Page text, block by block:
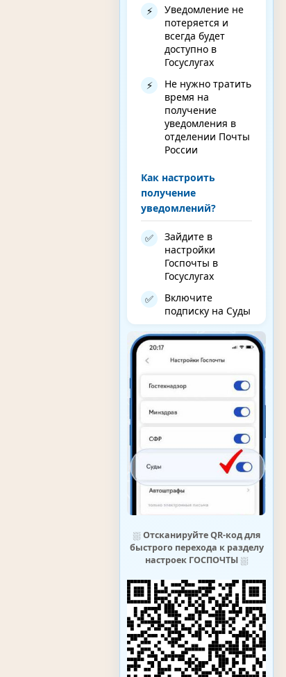
⚡
Уведомление не
потеряется и
всегда будет
доступно в
Госуслугах
⚡
Не нужно тратить
время на
получение
уведомления в
отделении Почты
России
Как настроить
получение
уведомлений?
✅
Зайдите в
настройки
Госпочты в
Госуслугах
✅
Включите
подписку на Суды
⛆ Отсканируйте QR-код для
быстрого перехода к разделу
настроек ГОСПОЧТЫ⛆